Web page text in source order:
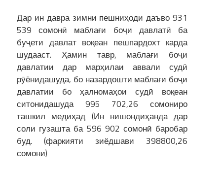
Дар ин давра зимни пешниҳоди даъво 931
539 сомонӣ маблағи боҷи давлатӣ ба
буҷети давлат воқеан пешпардохт карда
шудааст. Ҳамин тавр, маблағи боҷи
давлатии дар марҳилаи аввали судӣ
рӯёнидашуда, бо назардошти маблағи боҷи
давлатии бо ҳалномаҳои судӣ воқеан
ситонидашуда 995 702,26 сомониро
ташкил медиҳад (Ин нишондиҳанда дар
соли гузашта ба 596 902 сомонӣ баробар
буд. (фаркияти зиёдшави 398800,26
сомони)